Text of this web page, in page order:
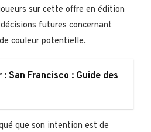
sur cette offre en édition
futures concernant
couleur potentielle.
: San Francisco : Guide des
que son intention est de